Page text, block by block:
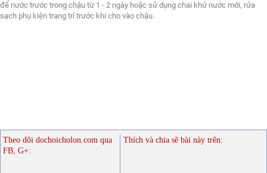
để nước trước trong chậu từ 1 - 2 ngày hoặc sử dụng chai khử nước mới, rửa
sạch phụ kiện trang trí trước khi cho vào chậu.
Theo dõi dochoicholon.com qua
FB, G+:
Thích và chia sẽ bài này trên: